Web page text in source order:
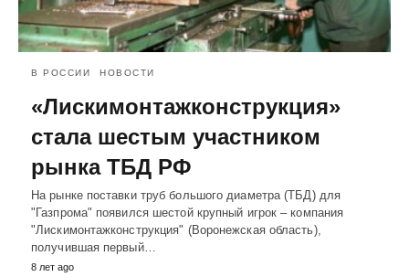
В РОССИИ НОВОСТИ
«Лискимонтажконструкция»
стала шестым участником
рынка ТБД РФ
На рынке поставки труб большого диаметра (ТБД) для
"Газпрома" появился шестой крупный игрок – компания
"Лискимонтажконструкция" (Воронежская область),
получившая первый…
8 лет ago